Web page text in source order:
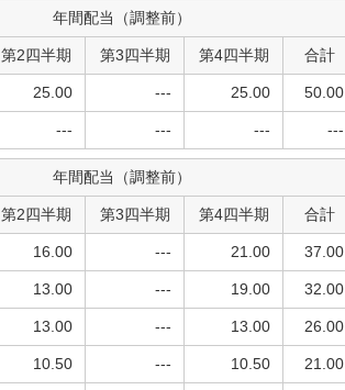
年間配当（調整前）
第2四半期 第3四半期 第4四半期 合計
25.00 --- 25.00 50.00
--- --- --- ---
年間配当（調整前）
第2四半期 第3四半期 第4四半期 合計
16.00 --- 21.00 37.00
13.00 --- 19.00 32.00
13.00 --- 13.00 26.00
10.50 --- 10.50 21.00